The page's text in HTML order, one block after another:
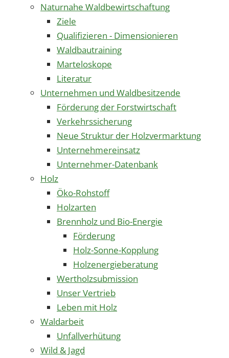
Naturnahe Waldbewirtschaftung
Ziele
Qualifizieren - Dimensionieren
Waldbautraining
Marteloskope
Literatur
Unternehmen und Waldbesitzende
Förderung der Forstwirtschaft
Verkehrssicherung
Neue Struktur der Holzvermarktung
Unternehmereinsatz
Unternehmer-Datenbank
Holz
Öko-Rohstoff
Holzarten
Brennholz und Bio-Energie
Förderung
Holz-Sonne-Kopplung
Holzenergieberatung
Wertholzsubmission
Unser Vertrieb
Leben mit Holz
Waldarbeit
Unfallverhütung
Wild & Jagd